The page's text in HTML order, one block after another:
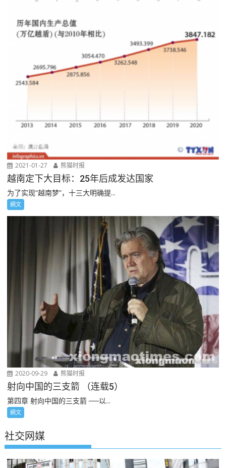
2021-01-27 熊猫时报
越南定下大目标：25年后成发达国家
为了实现“越南梦”，十三大明确提...
網文
2020-09-29 熊猫时报
射向中国的三支箭 （连载5）
第四章 射向中国的三支箭 ──以...
網文
社交网媒